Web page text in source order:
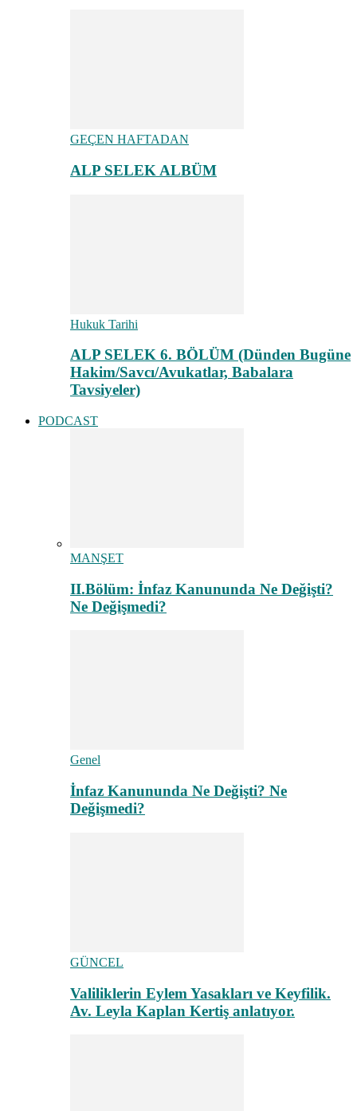
GEÇEN HAFTADAN
ALP SELEK ALBÜM
Hukuk Tarihi
ALP SELEK 6. BÖLÜM (Dünden Bugüne
Hakim/Savcı/Avukatlar, Babalara
Tavsiyeler)
PODCAST
MANŞET
II.Bölüm: İnfaz Kanununda Ne Değişti?
Ne Değişmedi?
Genel
İnfaz Kanununda Ne Değişti? Ne
Değişmedi?
GÜNCEL
Valiliklerin Eylem Yasakları ve Keyfilik.
Av. Leyla Kaplan Kertiş anlatıyor.